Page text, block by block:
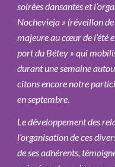
soirées dansantes et
Nochevieja » (réveillon
majeure au cœur de l’été
port du Bétey » qui
durant une semaine
citons encore notre
en septembre.
Le développement des
l’organisation de ces
de ses adhérents,